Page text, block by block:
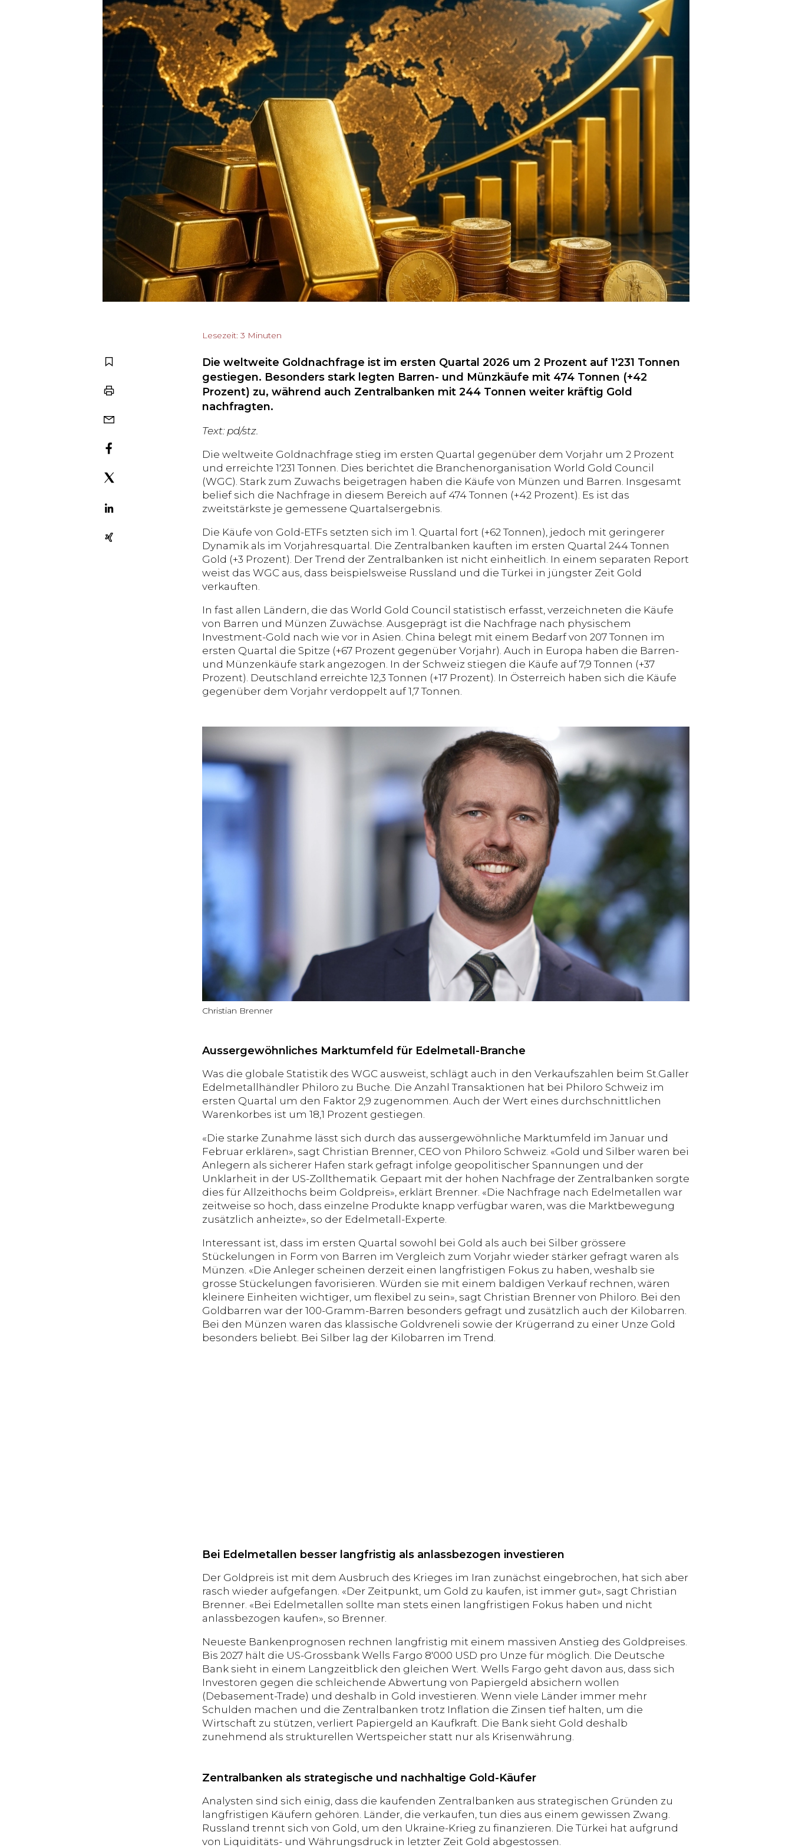
Lesezeit: 3 Minuten
Die weltweite Goldnachfrage ist im ersten Quartal 2026 um 2 Prozent auf 1'231 Tonnen
gestiegen. Besonders stark legten Barren- und Münzkäufe mit 474 Tonnen (+42
Prozent) zu, während auch Zentralbanken mit 244 Tonnen weiter kräftig Gold
nachfragten.
Text: pd/stz.
Die weltweite Goldnachfrage stieg im ersten Quartal gegenüber dem Vorjahr um 2 Prozent
und erreichte 1'231 Tonnen. Dies berichtet die Branchenorganisation World Gold Council
(WGC). Stark zum Zuwachs beigetragen haben die Käufe von Münzen und Barren. Insgesamt
belief sich die Nachfrage in diesem Bereich auf 474 Tonnen (+42 Prozent). Es ist das
zweitstärkste je gemessene Quartalsergebnis.
Die Käufe von Gold-ETFs setzten sich im 1. Quartal fort (+62 Tonnen), jedoch mit geringerer
Dynamik als im Vorjahresquartal. Die Zentralbanken kauften im ersten Quartal 244 Tonnen
Gold (+3 Prozent). Der Trend der Zentralbanken ist nicht einheitlich. In einem separaten Report
weist das WGC aus, dass beispielsweise Russland und die Türkei in jüngster Zeit Gold
verkauften.
In fast allen Ländern, die das World Gold Council statistisch erfasst, verzeichneten die Käufe
von Barren und Münzen Zuwächse. Ausgeprägt ist die Nachfrage nach physischem
Investment-Gold nach wie vor in Asien. China belegt mit einem Bedarf von 207 Tonnen im
ersten Quartal die Spitze (+67 Prozent gegenüber Vorjahr). Auch in Europa haben die Barren-
und Münzenkäufe stark angezogen. In der Schweiz stiegen die Käufe auf 7,9 Tonnen (+37
Prozent). Deutschland erreichte 12,3 Tonnen (+17 Prozent). In Österreich haben sich die Käufe
gegenüber dem Vorjahr verdoppelt auf 1,7 Tonnen.
Christian Brenner
Aussergewöhnliches Marktumfeld für Edelmetall-Branche
Was die globale Statistik des WGC ausweist, schlägt auch in den Verkaufszahlen beim St.Galler
Edelmetallhändler Philoro zu Buche. Die Anzahl Transaktionen hat bei Philoro Schweiz im
ersten Quartal um den Faktor 2,9 zugenommen. Auch der Wert eines durchschnittlichen
Warenkorbes ist um 18,1 Prozent gestiegen.
«Die starke Zunahme lässt sich durch das aussergewöhnliche Marktumfeld im Januar und
Februar erklären», sagt Christian Brenner, CEO von Philoro Schweiz. «Gold und Silber waren bei
Anlegern als sicherer Hafen stark gefragt infolge geopolitischer Spannungen und der
Unklarheit in der US-Zollthematik. Gepaart mit der hohen Nachfrage der Zentralbanken sorgte
dies für Allzeithochs beim Goldpreis», erklärt Brenner. «Die Nachfrage nach Edelmetallen war
zeitweise so hoch, dass einzelne Produkte knapp verfügbar waren, was die Marktbewegung
zusätzlich anheizte», so der Edelmetall-Experte.
Interessant ist, dass im ersten Quartal sowohl bei Gold als auch bei Silber grössere
Stückelungen in Form von Barren im Vergleich zum Vorjahr wieder stärker gefragt waren als
Münzen. «Die Anleger scheinen derzeit einen langfristigen Fokus zu haben, weshalb sie
grosse Stückelungen favorisieren. Würden sie mit einem baldigen Verkauf rechnen, wären
kleinere Einheiten wichtiger, um flexibel zu sein», sagt Christian Brenner von Philoro. Bei den
Goldbarren war der 100-Gramm-Barren besonders gefragt und zusätzlich auch der Kilobarren.
Bei den Münzen waren das klassische Goldvreneli sowie der Krügerrand zu einer Unze Gold
besonders beliebt. Bei Silber lag der Kilobarren im Trend.
Bei Edelmetallen besser langfristig als anlassbezogen investieren
Der Goldpreis ist mit dem Ausbruch des Krieges im Iran zunächst eingebrochen, hat sich aber
rasch wieder aufgefangen. «Der Zeitpunkt, um Gold zu kaufen, ist immer gut», sagt Christian
Brenner. «Bei Edelmetallen sollte man stets einen langfristigen Fokus haben und nicht
anlassbezogen kaufen», so Brenner.
Neueste Bankenprognosen rechnen langfristig mit einem massiven Anstieg des Goldpreises.
Bis 2027 hält die US-Grossbank Wells Fargo 8'000 USD pro Unze für möglich. Die Deutsche
Bank sieht in einem Langzeitblick den gleichen Wert. Wells Fargo geht davon aus, dass sich
Investoren gegen die schleichende Abwertung von Papiergeld absichern wollen
(Debasement-Trade) und deshalb in Gold investieren. Wenn viele Länder immer mehr
Schulden machen und die Zentralbanken trotz Inflation die Zinsen tief halten, um die
Wirtschaft zu stützen, verliert Papiergeld an Kaufkraft. Die Bank sieht Gold deshalb
zunehmend als strukturellen Wertspeicher statt nur als Krisenwährung.
Zentralbanken als strategische und nachhaltige Gold-Käufer
Analysten sind sich einig, dass die kaufenden Zentralbanken aus strategischen Gründen zu
langfristigen Käufern gehören. Länder, die verkaufen, tun dies aus einem gewissen Zwang.
Russland trennt sich von Gold, um den Ukraine-Krieg zu finanzieren. Die Türkei hat aufgrund
von Liquiditäts- und Währungsdruck in letzter Zeit Gold abgestossen.